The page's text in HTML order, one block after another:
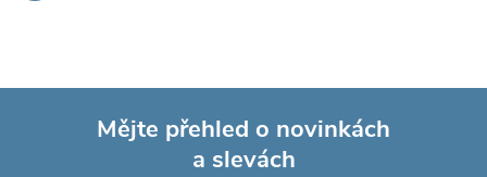
Mějte přehled o novinkách
a slevách